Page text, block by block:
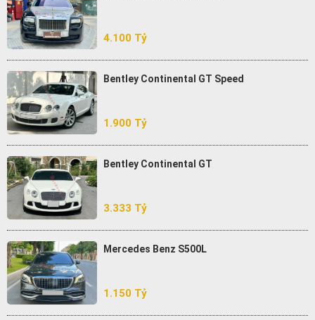
4.100 Tỷ
Bentley Continental GT Speed
1.900 Tỷ
Bentley Continental GT
3.333 Tỷ
Mercedes Benz S500L
1.150 Tỷ